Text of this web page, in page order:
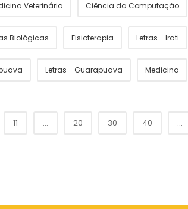
Veterinária Ciência da Computação
Biológicas Fisioterapia Letras - Irati
Letras - Guarapuava Medicina
11 ... 20 30 40 ...